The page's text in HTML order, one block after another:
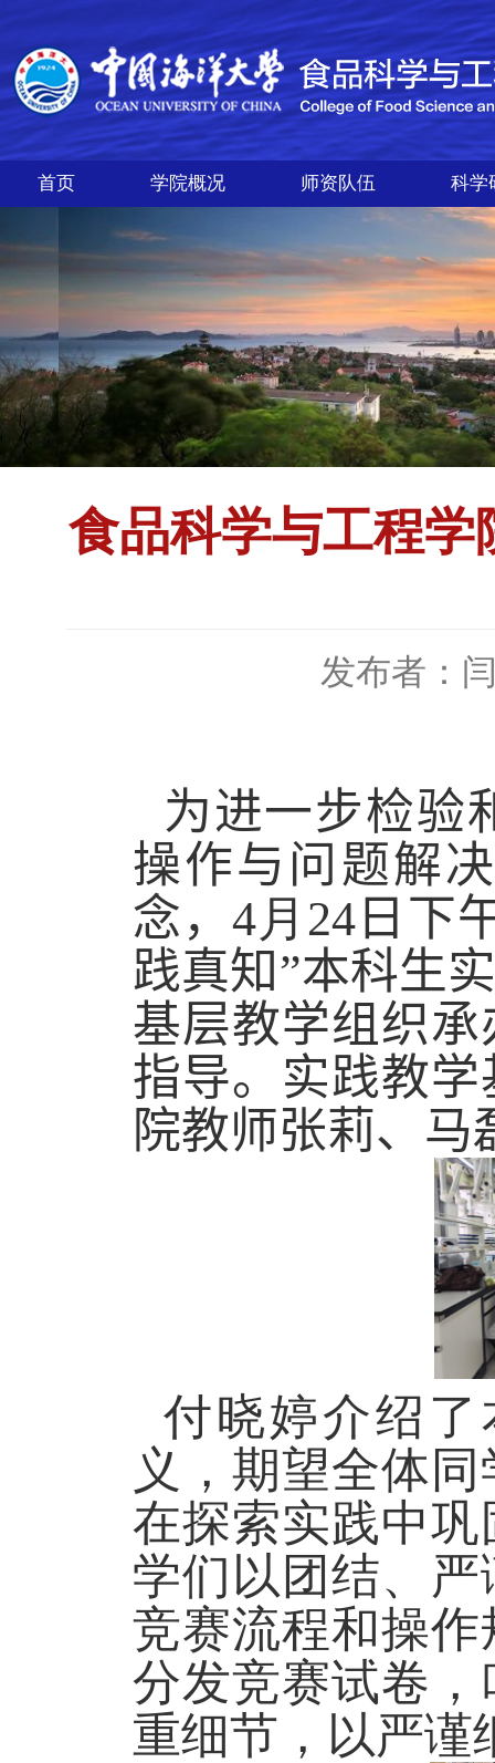
首页 学院概况 师资队伍 科学
食品科学与工程学
发布者：
为进一步检验
操作与问题解
念，4月 24 日下
践真知”本科生
基层教学组织
指导。实践教
院教师张莉、
付晓婷介绍
义，期望全体
在探索实践中
学们以团结、
竞赛流程和操
分发竞赛试卷
重细节，以严谨